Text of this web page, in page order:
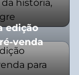
edição
venda